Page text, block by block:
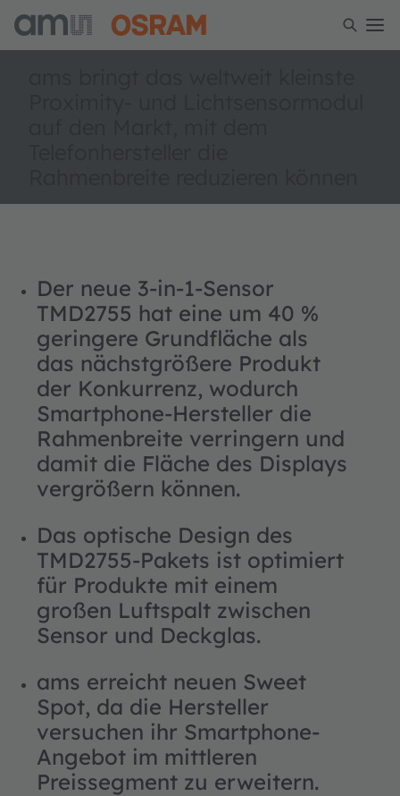
Der neue 3-in-1-Sensor
TMD2755 hat eine um 40 %
geringere Grundfläche als
das nächstgrößere Produkt
der Konkurrenz, wodurch
Smartphone-Hersteller die
Rahmenbreite verringern und
damit die Fläche des Displays
vergrößern können.
Das optische Design des
TMD2755-Pakets ist optimiert
für Produkte mit einem
großen Luftspalt zwischen
Sensor und Deckglas.
ams erreicht neuen Sweet
Spot, da die Hersteller
versuchen ihr Smartphone-
Angebot im mittleren
Preissegment zu erweitern.